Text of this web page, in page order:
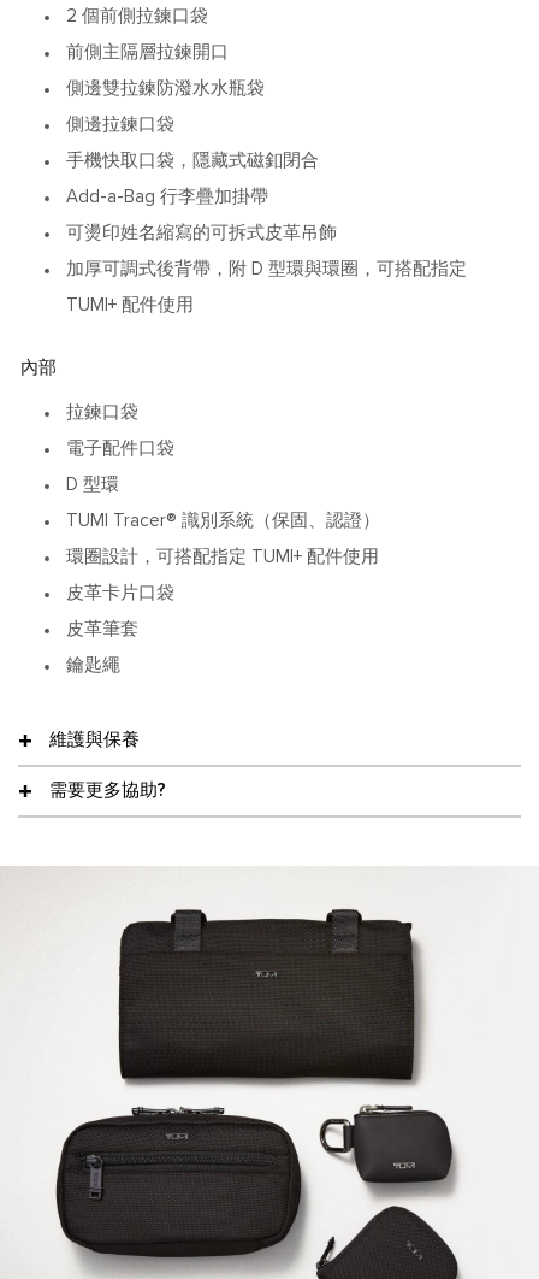
2 個前側拉鍊口袋
前側主隔層拉鍊開口
側邊雙拉鍊防潑水水瓶袋
側邊拉鍊口袋
手機快取口袋，隱藏式磁釦閉合
Add-a-Bag 行李疊加掛帶
可燙印姓名縮寫的可拆式皮革吊飾
加厚可調式後背帶，附 D 型環與環圈，可搭配指定
TUMI+ 配件使用
內部
拉鍊口袋
電子配件口袋
D 型環
TUMI Tracer® 識別系統（保固、認證）
環圈設計，可搭配指定 TUMI+ 配件使用
皮革卡片口袋
皮革筆套
鑰匙繩
維護與保養
需要更多協助?